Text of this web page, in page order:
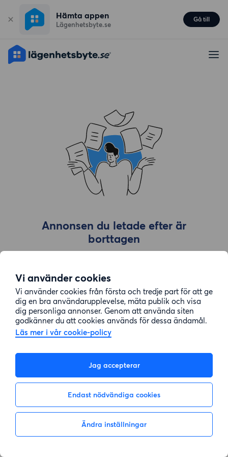
Vi använder cookies
Vi använder cookies från första och tredje part för att ge
dig en bra användarupplevelse, mäta publik och visa
dig personliga annonser. Genom att använda siten
godkänner du att cookies används för dessa ändamål.
Läs mer i vår cookie-policy
Jag accepterar
Endast nödvändiga cookies
Ändra inställningar
Hämta appen
Lägenhetsbyte.se
Gå till
Annonsen du letade efter är
borttagen
Gå till sök